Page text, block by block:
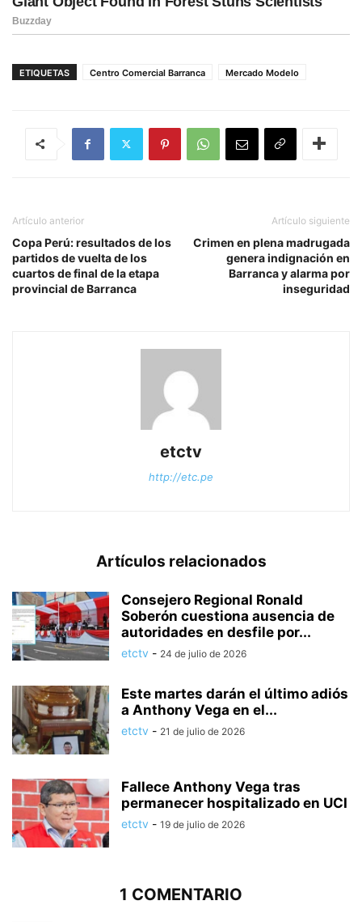
ETIQUETAS Centro Comercial Barranca Mercado Modelo
Artículo anterior
Copa Perú: resultados de los
partidos de vuelta de los
cuartos de final de la etapa
provincial de Barranca
Artículo siguiente
Crimen en plena madrugada
genera indignación en
Barranca y alarma por
inseguridad
etctv
http://etc.pe
Artículos relacionados
Consejero Regional Ronald
Soberón cuestiona ausencia de
autoridades en desfile por...
etctv - 24 de julio de 2026
Este martes darán el último adiós
a Anthony Vega en el...
etctv - 21 de julio de 2026
Fallece Anthony Vega tras
permanecer hospitalizado en UCI
etctv - 19 de julio de 2026
1 COMENTARIO